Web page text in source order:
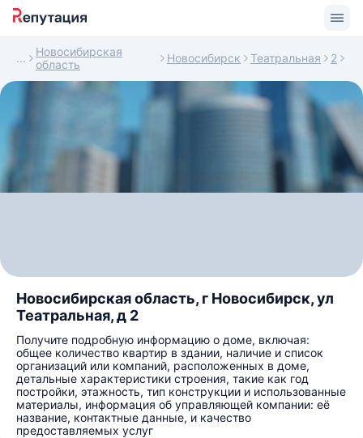
Новосибирская
область
Новосибирск Театральная 2
Новосибирская область, г Новосибирск, ул
Театральная, д 2
Получите подробную информацию о доме, включая:
общее количество квартир в здании, наличие и список
организаций или компаний, расположенных в доме,
детальные характеристики строения, такие как год
постройки, этажность, тип конструкции и использованные
материалы, информация об управляющей компании: её
название, контактные данные, и качество
предоставляемых услуг